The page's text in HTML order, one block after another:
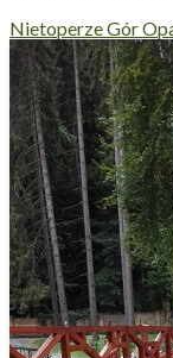
Nietoperze Gór